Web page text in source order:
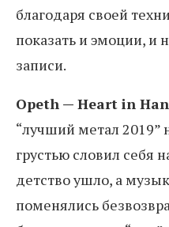
благодаря своей
показать и эмоции, и
записи.
Opeth — Heart in
“лучший метал 2019”
грустью словил себя
детство ушло, а
поменялись